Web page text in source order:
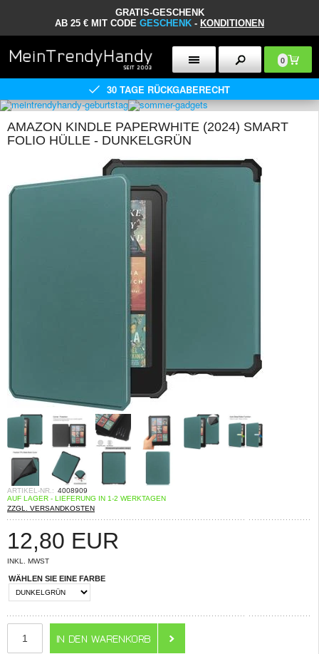
GRATIS-GESCHENK
AB 25 € MIT CODE GESCHENK - KONDITIONEN
0
30 TAGE RÜCKGABERECHT
AMAZON KINDLE PAPERWHITE (2024) SMART
FOLIO HÜLLE - DUNKELGRÜN
ARTIKEL-NR.: 4008909
AUF LAGER - LIEFERUNG IN 1-2 WERKTAGEN
ZZGL. VERSANDKOSTEN
12,80 EUR
INKL. MWST
WÄHLEN SIE EINE FARBE